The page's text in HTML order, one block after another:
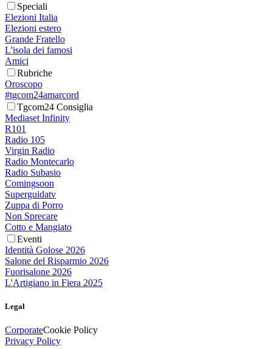
Speciali
Elezioni Italia
Elezioni estero
Grande Fratello
L'isola dei famosi
Amici
Rubriche
Oroscopo
#tgcom24amarcord
Tgcom24 Consiglia
Mediaset Infinity
R101
Radio 105
Virgin Radio
Radio Montecarlo
Radio Subasio
Comingsoon
Superguidatv
Zuppa di Porro
Non Sprecare
Cotto e Mangiato
Eventi
Identità Golose 2026
Salone del Risparmio 2026
Fuorisalone 2026
L'Artigiano in Fiera 2025
Legal
CorporateCookie Policy
Privacy Policy